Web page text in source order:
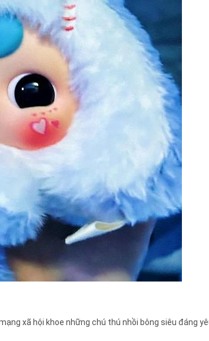
xã hội khoe những chú thú nhồi bông siêu đáng